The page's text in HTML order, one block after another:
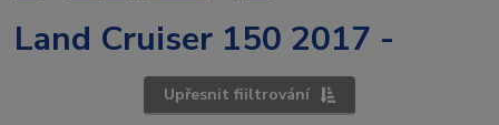
Land Cruiser 150 2017 -
Upřesnit fiiltrování